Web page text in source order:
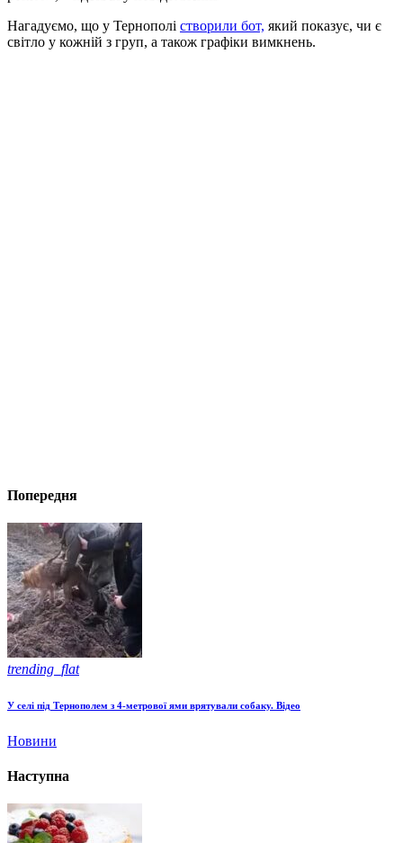
Нагадуємо, що у Тернополі створили бот, який показує, чи є
світло у кожній з груп, а також графіки вимкнень.
Попередня
trending_flat
У селі під Тернополем з 4-метрової ями врятували собаку. Відео
Новини
Наступна